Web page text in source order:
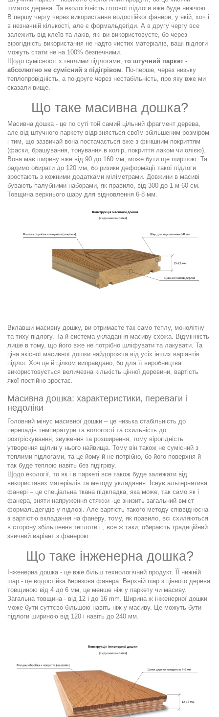
шматок дерева. Та екологічність готової підлоги вже буде нижчою.
В першу чергу через використання водостійкої фанери, у якій, хоч і
в незначній кількості, але є формальдегіди. А в другу чергу все
залежить від клеїв та лаків, які ви використовуєте, бо через
вірогідність використання не надто чистих матеріалів, ваші підлоги
можуть стати не на 100% безпечними.
Щодо сумісності з теплими підлогами, то штучний паркет -
абсолютно не сумісний з підігрівом. По-перше, через низьку
теплопровідність, а по-друге через нестабільність, про яку вже ми
сказали вище.
Що таке масивна дошка?
Масивна дошка - це по суті той самий цільний фрагмент дерева,
але від штучного паркету відрізняється своїм збільшеним розміром
і тим, що зазвичай вона постачається вже з фінішним покриттям
(фаски, брашування, тонування в колір, покриття лаком чи олією).
Вона має ширину вже від 90 до 160 мм, може бути ще ширшою. Та
радимо обирати до 120 мм, бо ризики деформації такої підлоги
зростають з кожними додатками міліметрами. Довжини в масиві
бувають палубними наборами, як правило, від 300 до 1 м 60 см.
Товщина верхнього шару для відновлення 6-8 мм.
Вклавши масивну дошку, ви отримаєте так само теплу, монолітну
та тиху підлогу. Та й система укладання масиву схожа. Відмінність
лише в тому, що його вже не потрібно шліфувати та лакувати. Та
ціна якісної масивної дошки найдорожча від усіх інших варіантів
підлог. Хоч це й цілком виправдано, бо для її виробництва
використовується величезна кількість цінної деревини, вартість
якої постійно зростає.
Масивна дошка: характеристики, переваги і
недоліки
Головний мінус масивної дошки – це низька стабільність до
перепадів температури та вологості та схильність до
розтріскування, звуження та розширення, тому вірогідність
утворення щілин у нього найвища. Тому він також не сумісний з
теплими підлогами, та це йому й не потрібно, бо його поверхня й
так буде теплою навіть без підігріву.
Щодо екології, то як і в паркеті все також буде залежати від
використаних матеріалів та методу укладання. Існує альтернатива
фанері – це спеціальна ткана підкладка, яка може, так само як і
фанера, зняти напруження стяжки -це знизить загальний вміст
формальдегідів у підлозі. Але вартість такого методу співвідносна
з вартістю вкладання на фанеру, тому, як правило, всі схиляються
в сторону збільшення теплоти і , все ж таки, обирають традиційний
звичний варіант з фанерою.
Що таке інженерна дошка?
Інженерна дошка - це вже більш технологічний продукт. ЇЇ нижній
шар - це водостійка березова фанера. Верхній шар з цінного дерева
товщиною від 4 до 6 мм, це менше ніж у паркету чи масиву.
Загальна товщина - від 12 і до 16 mm. Ширина ж інженерної дошки
може бути суттєво більшою навіть ніж у масиву. Це можуть бути
підлоги шириною від 120 і навіть до 240 мм.